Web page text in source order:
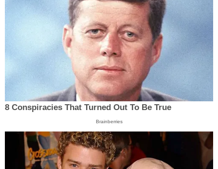
8 Conspiracies That Turned Out To Be True
Brainberries